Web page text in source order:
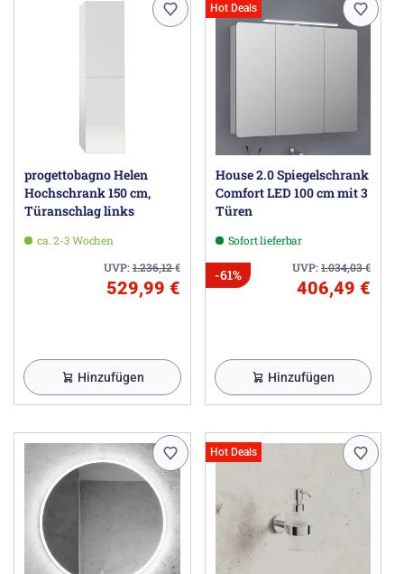
progettobagno Helen
Hochschrank 150 cm,
Türanschlag links
ca. 2-3 Wochen
UVP:1.236,12€
529,99 €
Hinzufügen
Hot Deals
House 2.0 Spiegelschrank
Comfort LED 100 cm mit 3
Türen
Sofort lieferbar
UVP:1.034,03€
-61%
406,49 €
Hinzufügen
Hot Deals